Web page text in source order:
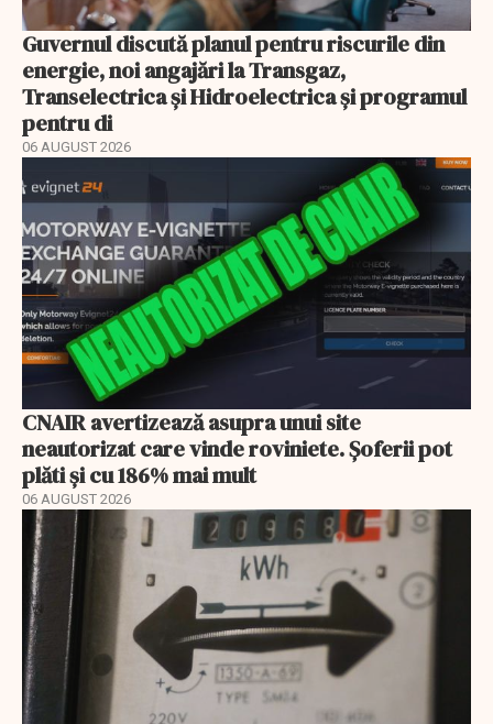
Guvernul discută planul pentru riscurile din
energie, noi angajări la Transgaz,
Transelectrica și Hidroelectrica și programul
pentru di
06 AUGUST 2026
CNAIR avertizează asupra unui site
neautorizat care vinde roviniete. Șoferii pot
plăti și cu 186% mai mult
06 AUGUST 2026